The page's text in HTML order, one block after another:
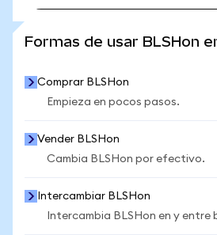
Formas de usar BLSHon
Comprar BLSHon
Empieza en pocos pasos.
Vender BLSHon
Cambia BLSHon por efectivo.
Intercambiar BLSHon
Intercambia BLSHon en y entre